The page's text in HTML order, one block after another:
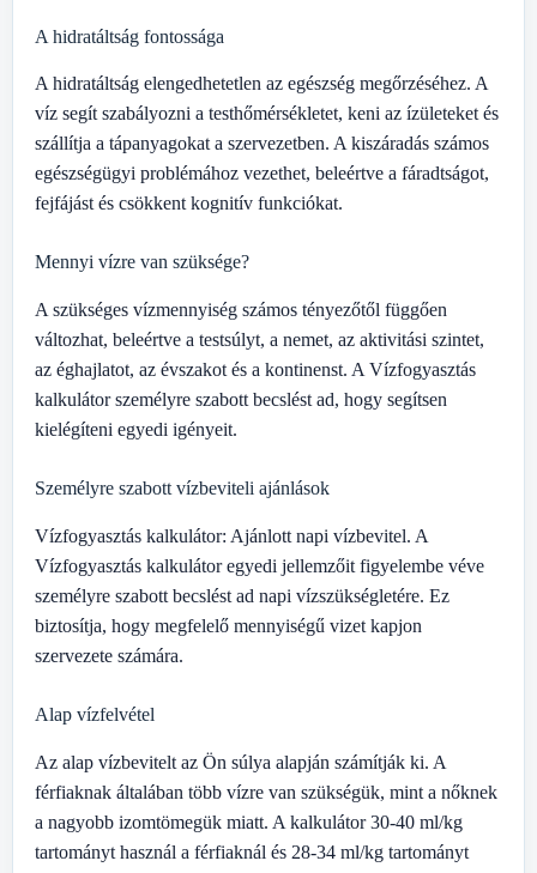
A hidratáltság fontossága
A hidratáltság elengedhetetlen az egészség megőrzéséhez. A
víz segít szabályozni a testhőmérsékletet, keni az ízületeket és
szállítja a tápanyagokat a szervezetben. A kiszáradás számos
egészségügyi problémához vezethet, beleértve a fáradtságot,
fejfájást és csökkent kognitív funkciókat.
Mennyi vízre van szüksége?
A szükséges vízmennyiség számos tényezőtől függően
változhat, beleértve a testsúlyt, a nemet, az aktivitási szintet,
az éghajlatot, az évszakot és a kontinenst. A Vízfogyasztás
kalkulátor személyre szabott becslést ad, hogy segítsen
kielégíteni egyedi igényeit.
Személyre szabott vízbeviteli ajánlások
Vízfogyasztás kalkulátor: Ajánlott napi vízbevitel. A
Vízfogyasztás kalkulátor egyedi jellemzőit figyelembe véve
személyre szabott becslést ad napi vízszükségletére. Ez
biztosítja, hogy megfelelő mennyiségű vizet kapjon
szervezete számára.
Alap vízfelvétel
Az alap vízbevitelt az Ön súlya alapján számítják ki. A
férfiaknak általában több vízre van szükségük, mint a nőknek
a nagyobb izomtömegük miatt. A kalkulátor 30-40 ml/kg
tartományt használ a férfiaknál és 28-34 ml/kg tartományt